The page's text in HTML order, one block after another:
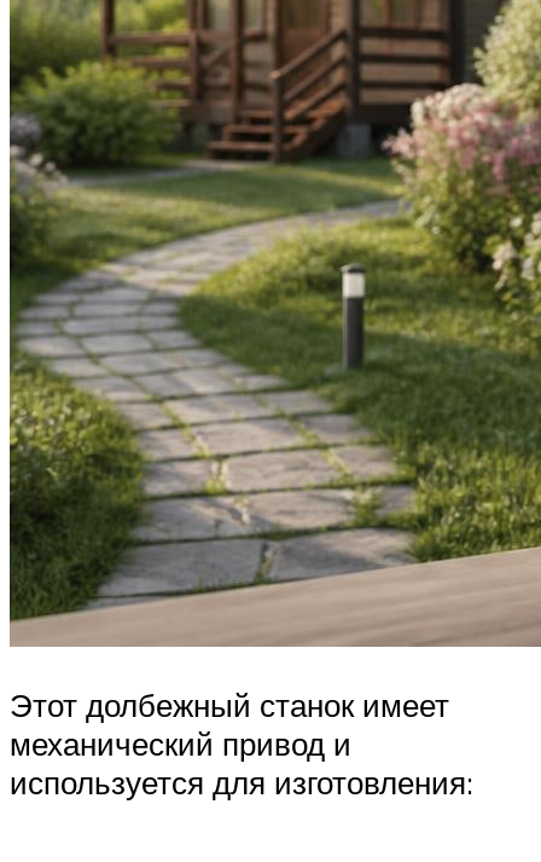
Этот долбежный станок имеет
механический привод и
используется для изготовления: